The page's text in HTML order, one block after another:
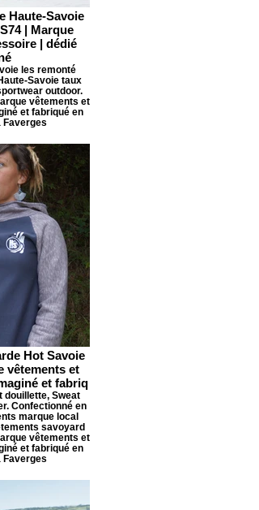
Haute-Savoie
| Marque
| dédié
les remonté
Savoie taux
outdoor.
vêtements et
et fabriqué en
Faverges
Hot Savoie
vêtements et
et fabriq
douillette, Sweat
Confectionné en
marque local
savoyard
vêtements et
et fabriqué en
Faverges